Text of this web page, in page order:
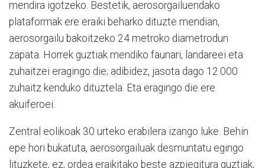
mendira igotzeko. Bestetik, aerosorgailuendako
plataformak ere eraiki beharko dituzte mendian,
aerosorgailu bakoitzeko 24 metroko diametrodun
zapata. Horrek guztiak mendiko faunari, landareei eta
zuhaitzei eragingo die; adibidez, jasota dago 12.000
zuhaitz kenduko dituztela. Eta eragingo die ere
akuiferoei.
Zentral eolikoak 30 urteko erabilera izango luke. Behin
epe hori bukatuta, aerosorgailuak desmuntatu egingo
lituzkete, ez, ordea eraikitako beste azpiegitura guztiak,